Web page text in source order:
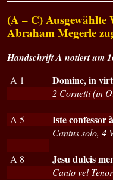
(A – C)
Abraham Megerle
Handschrift A notiert um
A 1 Domine, in
2 Cornetti (in
A 5 Iste confessor
Cantus solo, 4
A 8 Jesu dulcis
Canto vel